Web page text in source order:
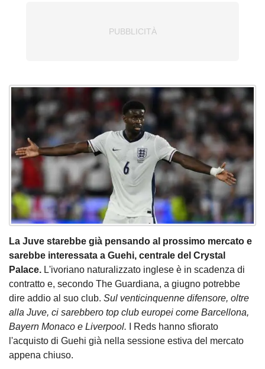
La Juve starebbe già pensando al prossimo mercato e
sarebbe interessata a Guehi, centrale del Crystal
Palace. L'ivoriano naturalizzato inglese è in scadenza di
contratto e, secondo The Guardiana, a giugno potrebbe
dire addio al suo club. Sul venticinquenne difensore, oltre
alla Juve, ci sarebbero top club europei come Barcellona,
Bayern Monaco e Liverpool. I Reds hanno sfiorato
l'acquisto di Guehi già nella sessione estiva del mercato
appena chiuso.